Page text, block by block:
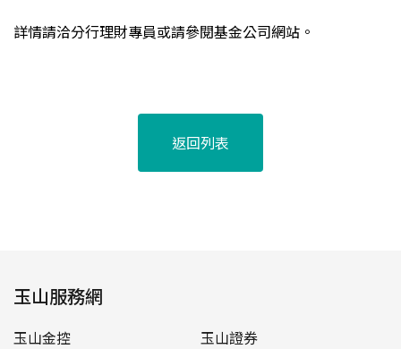
詳情請洽分行理財專員或請參閱基金公司網站。
返回列表
玉山服務網
玉山金控
玉山證券